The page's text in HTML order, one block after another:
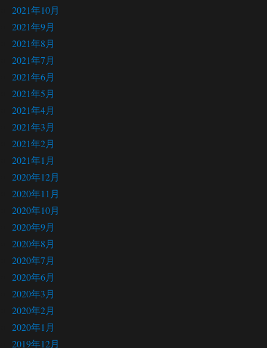
2021年10月
2021年9月
2021年8月
2021年7月
2021年6月
2021年5月
2021年4月
2021年3月
2021年2月
2021年1月
2020年12月
2020年11月
2020年10月
2020年9月
2020年8月
2020年7月
2020年6月
2020年3月
2020年2月
2020年1月
2019年12月